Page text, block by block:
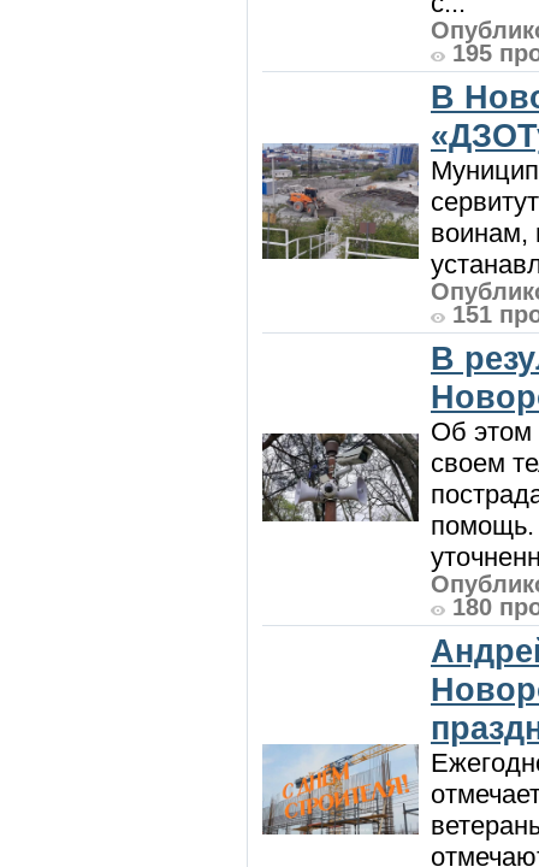
195
В
воинам,
151
В
Об этом
своем
помощь.
180